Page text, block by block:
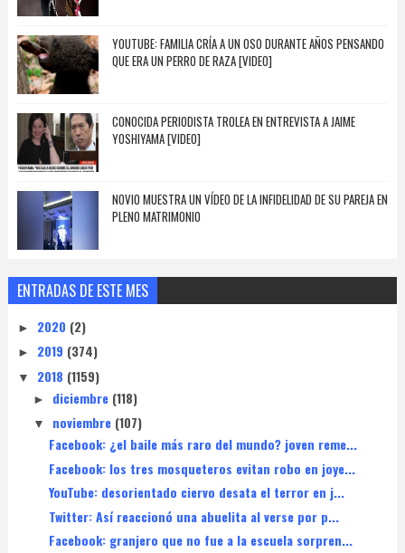
YOUTUBE: FAMILIA CRÍA A UN OSO DURANTE AÑOS PENSANDO
QUE ERA UN PERRO DE RAZA [VIDEO]
CONOCIDA PERIODISTA TROLEA EN ENTREVISTA A JAIME
YOSHIYAMA [VIDEO]
NOVIO MUESTRA UN VÍDEO DE LA INFIDELIDAD DE SU PAREJA EN
PLENO MATRIMONIO
ENTRADAS DE ESTE MES
► 2020 (2)
► 2019 (374)
▼ 2018 (1159)
► diciembre (118)
▼ noviembre (107)
Facebook: ¿el baile más raro del mundo? joven reme...
Facebook: los tres mosqueteros evitan robo en joye...
YouTube: desorientado ciervo desata el terror en j...
Twitter: Así reaccionó una abuelita al verse por p...
Facebook: granjero que no fue a la escuela sorpren...